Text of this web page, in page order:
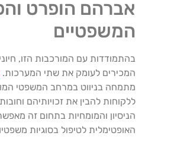
אברהם הופרט
המשפטיים
בהתמודדות עם המורכבות הזו,
המכירים לעומק את שתי המערכות.
מתמחה בניווט במרחב המשפטי
ללקוחות להבין את זכויותיהם
הניסיון והמומחיות בתחום זה
האופטימלית לטיפול בסוגיות